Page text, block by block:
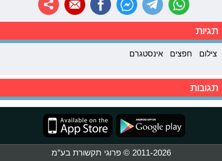
תגיות
צילום חפצים אינסטגרם
תגובות
2011-2026 © פרוגי תקשורת בע"מ